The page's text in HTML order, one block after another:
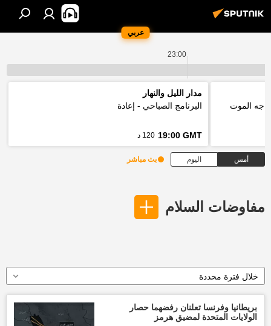
عربي
23:00
الموت
مدار الليل والنهار
البرنامج الصباحي - إعادة
19:00 GMT 120 د
أمس اليوم بث مباشر
مفاوضات السلام
خلال فترة محددة
بريطانيا وفرنسا تعلنان رفضهما حصار
الولايات المتحدة لمضيق هرمز